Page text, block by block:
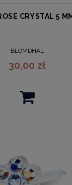
CRYSTAL 5
BLOMDHAL
30,00 zł